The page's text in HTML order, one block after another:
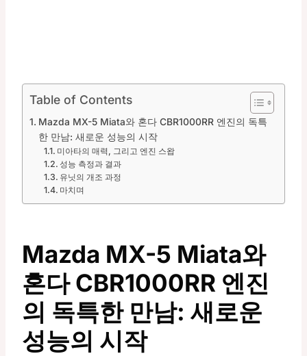
Table of Contents
Mazda MX-5 Miata와 혼다 CBR1000RR 엔진의 독특
한 만남: 새로운 성능의 시작
미아타의 매력, 그리고 엔진 스왑
성능 측정과 결과
유닛의 개조 과정
마치며
Mazda MX-5 Miata와
혼다 CBR1000RR 엔진
의 독특한 만남: 새로운
성능의 시작